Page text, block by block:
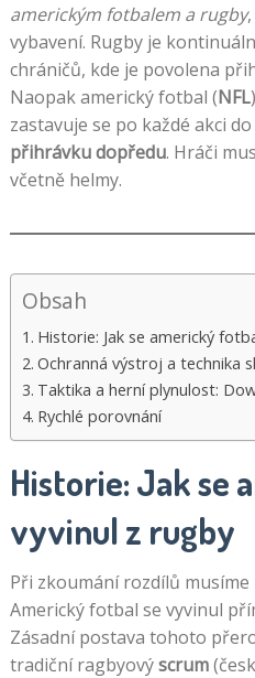
americkým fotbalem a rugby
vybavení. Rugby je
chráničů, kde je povolena
Naopak americký fotbal (NFL
zastavuje se po každé akci
přihrávku dopředu. Hráči
včetně helmy.
Obsah
Historie: Jak se americký
Ochranná výstroj a technika
Taktika a herní plynulost:
Rychlé porovnání
Historie: Jak se
vyvinul z rugby
Při zkoumání rozdílů
Americký fotbal se vyvinul
Zásadní postava tohoto
tradiční ragbyovýscrum